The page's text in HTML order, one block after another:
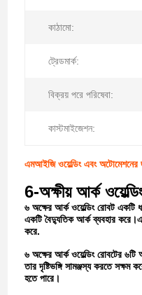
কাঠামো:
ট্রেডমার্ক:
বিক্রয় পরে পরিষেবা:
কাস্টমাইজেশন:
এমআইজি ওয়েল্ডিং এবং অটোমেশনের
6-অক্ষীয় আর্ক
৬ অক্ষের আর্ক ওয়েল্ডিং রোবট একটি
একটি বৈদ্যুতিক আর্ক ব্যবহার
করে.
৬ অক্ষের আর্ক ওয়েল্ডিং রোবটের ৬টি
তার দৃষ্টিভঙ্গি সামঞ্জস্য করতে
হতে পারে।